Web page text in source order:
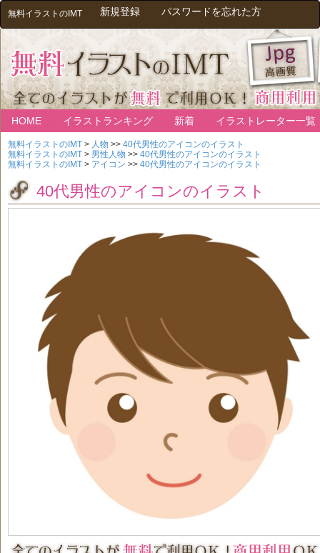
無料イラストのIMT 新規登録 パスワードを忘れた方
HOME イラストランキング 新着 イラストレーター一覧
無料イラストのIMT > 人物 >> 40代男性のアイコンのイラスト
無料イラストのIMT > 男性人物 >> 40代男性のアイコンのイラスト
無料イラストのIMT > アイコン >> 40代男性のアイコンのイラスト
40代男性のアイコンのイラスト